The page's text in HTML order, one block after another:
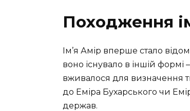
Походження
Ім’я Амір вперше стало
воно існувало в іншій формі
вживалося для визначення
до Еміра Бухарського чи
держав.